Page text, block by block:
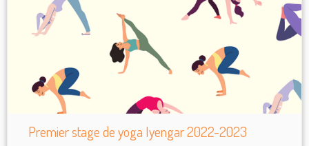
Premier stage de yoga Iyengar 2022-2023